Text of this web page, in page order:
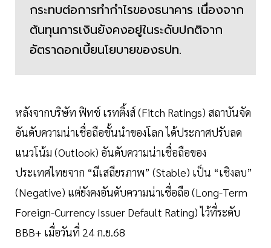
กระทบต่อการทำกำไรของธนาคาร เนื่องจาก
ต้นทุนการเงินยังคงอยู่ในระดับปกติจาก
อัตราดอกเบี้ยนโยบายของธปท.
หลังจากบริษัท ฟิทช์ เรทติ้งส์ (Fitch Ratings) สถาบันจัด
อันดับความน่าเชื่อถือชั้นนำของโลก ได้ประกาศปรับลด
แนวโน้ม (Outlook) อันดับความน่าเชื่อถือของ
ประเทศไทยจาก “มีเสถียรภาพ” (Stable) เป็น “เชิงลบ”
(Negative) แต่ยังคงอันดับความน่าเชื่อถือ (Long-Term
Foreign-Currency Issuer Default Rating) ไว้ที่ระดับ
BBB+ เมื่อวันที่ 24 ก.ย.68